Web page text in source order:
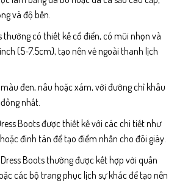
và độ bền.
thường có thiết kế cổ điển, có mũi nhọn và
(5-7.5cm), tạo nên vẻ ngoài thanh lịch
đen, nâu hoặc xám, với đường chỉ khâu
nhất.
Boots được thiết kế với các chi tiết như
đinh tán để tạo điểm nhấn cho đôi giày.
Boots thường được kết hợp với quần
các bộ trang phục lịch sự khác để tạo nên